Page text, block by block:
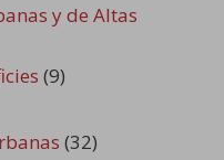
y de Altas
(9)
(32)